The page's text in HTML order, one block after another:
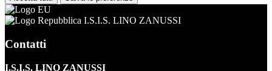
I.S.I.S. LINO ZANUSSI
Contatti
I.S.I.S. LINO ZANUSSI